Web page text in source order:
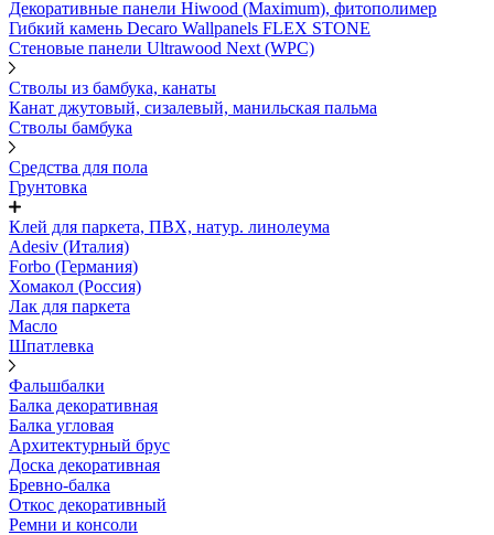
Декоративные панели Hiwood (Maximum), фитополимер
Гибкий камень Decaro Wallpanels FLEX STONE
Стеновые панели Ultrawood Next (WPC)
Стволы из бамбука, канаты
Канат джутовый, сизалевый, манильская пальма
Стволы бамбука
Средства для пола
Грунтовка
Клей для паркета, ПВХ, натур. линолеума
Adesiv (Италия)
Forbo (Германия)
Хомакол (Россия)
Лак для паркета
Масло
Шпатлевка
Фальшбалки
Балка декоративная
Балка угловая
Архитектурный брус
Доска декоративная
Бревно-балка
Откос декоративный
Ремни и консоли